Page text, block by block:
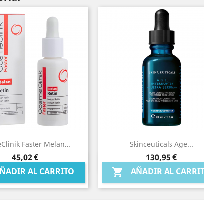
Faster Melan...
Precio
45,02 €
AL CARRITO
Vista rápida
Skinceuticals Age...
Precio
130,95 €
 AÑADIR AL
Vista rápida